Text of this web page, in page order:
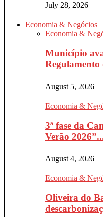
July 28, 2026
Economia & Negócios
Economia &
Município
Regulamento
August 5, 2026
Economia &
3ª fase da
Verão
August 4, 2026
Economia &
Oliveira do